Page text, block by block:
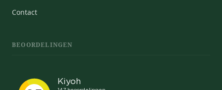
Contact
BEOORDELINGEN